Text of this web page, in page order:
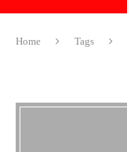
Home Tags